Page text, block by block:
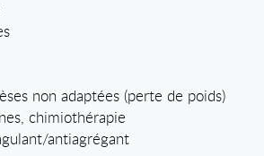
non adaptées (perte de poids)
chimiothérapie
antiagrégant